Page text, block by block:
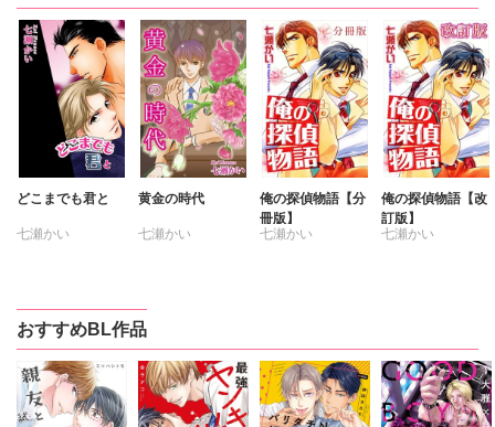
どこまでも君と
七瀬かい
黄金の時代
七瀬かい
俺の探偵物語【分
冊版】
七瀬かい
俺の探偵物語【改
訂版】
七瀬かい
おすすめBL作品